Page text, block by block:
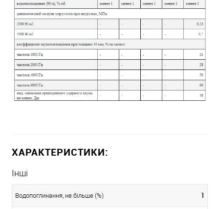
ХАРАКТЕРИСТИКИ:
Інші
Водопоглинання, не більше (%) 1